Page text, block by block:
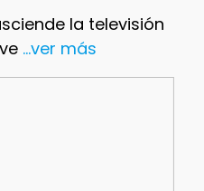
la televisión
...ver más